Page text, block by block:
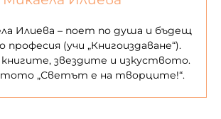
Илиева – поет по душа и бъдещ
професия (учи „Книгоиздаване“).
звездите и изкуството.
„Светът е на творците!“.